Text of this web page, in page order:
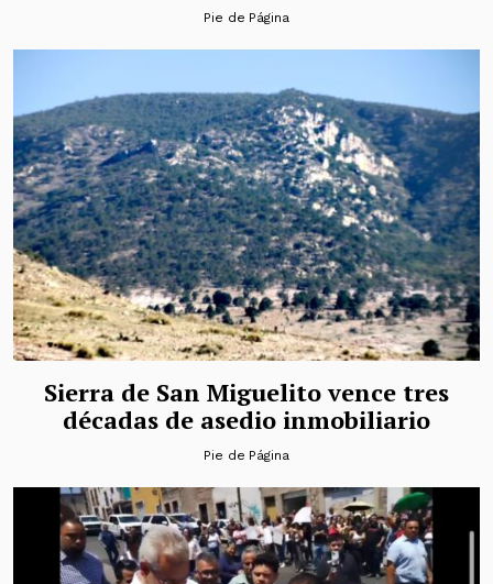
Pie de Página
Sierra de San Miguelito vence tres
décadas de asedio inmobiliario
Pie de Página